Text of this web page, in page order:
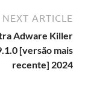
NEXT ARTICLE
Adware Killer
[versão mais
recente] 2024